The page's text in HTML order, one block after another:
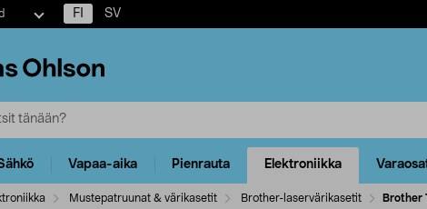
FI SV
Vapaa-aika Pienrauta Elektroniikka
Mustepatruunat & värikasetit Brother-laservärikasetit Brother